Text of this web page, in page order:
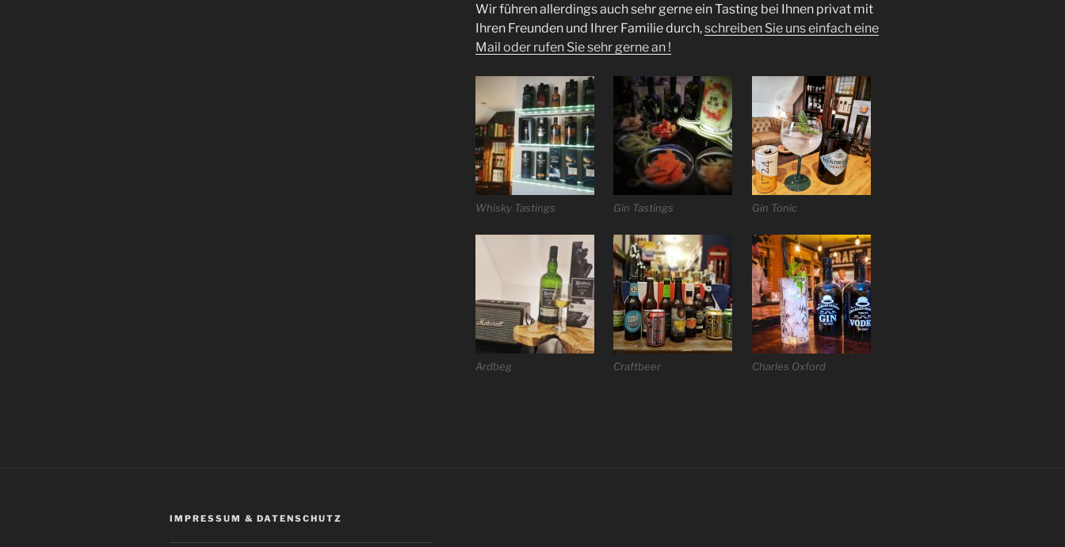
Wir führen allerdings auch sehr gerne ein Tasting bei Ihnen privat mit
Ihren Freunden und Ihrer Familie durch,schreiben Sie uns einfach eine
Mail oder rufen Sie sehr gerne an !
Whisky Tastings Gin Tastings Gin Tonic
Ardbeg Craftbeer Charles Oxford
IMPRESSUM & DATENSCHUTZ